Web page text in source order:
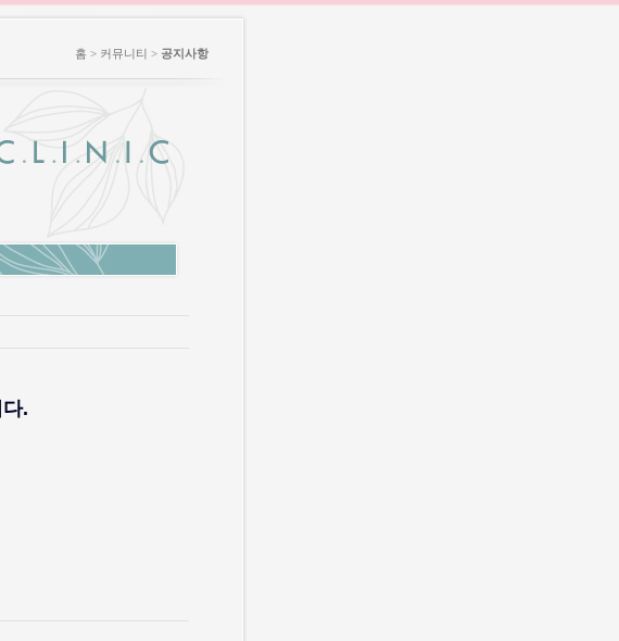
홈 > 커뮤니티 > 공지사항
.